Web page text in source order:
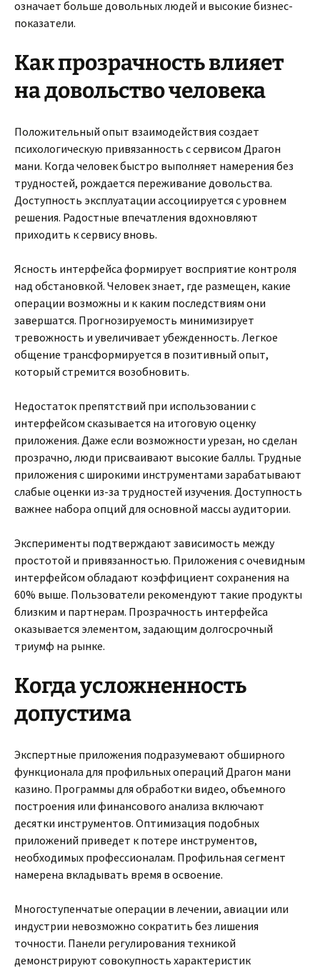
означает больше довольных людей и высокие бизнес-
показатели.
Как прозрачность влияет
на довольство человека
Положительный опыт взаимодействия создает
психологическую привязанность с сервисом Драгон
мани. Когда человек быстро выполняет намерения без
трудностей, рождается переживание довольства.
Доступность эксплуатации ассоциируется с уровнем
решения. Радостные впечатления вдохновляют
приходить к сервису вновь.
Ясность интерфейса формирует восприятие контроля
над обстановкой. Человек знает, где размещен, какие
операции возможны и к каким последствиям они
завершатся. Прогнозируемость минимизирует
тревожность и увеличивает убежденность. Легкое
общение трансформируется в позитивный опыт,
который стремится возобновить.
Недостаток препятствий при использовании с
интерфейсом сказывается на итоговую оценку
приложения. Даже если возможности урезан, но сделан
прозрачно, люди присваивают высокие баллы. Трудные
приложения с широкими инструментами зарабатывают
слабые оценки из-за трудностей изучения. Доступность
важнее набора опций для основной массы аудитории.
Эксперименты подтверждают зависимость между
простотой и привязанностью. Приложения с очевидным
интерфейсом обладают коэффициент сохранения на
60% выше. Пользователи рекомендуют такие продукты
близким и партнерам. Прозрачность интерфейса
оказывается элементом, задающим долгосрочный
триумф на рынке.
Когда усложненность
допустима
Экспертные приложения подразумевают обширного
функционала для профильных операций Драгон мани
казино. Программы для обработки видео, объемного
построения или финансового анализа включают
десятки инструментов. Оптимизация подобных
приложений приведет к потере инструментов,
необходимых профессионалам. Профильная сегмент
намерена вкладывать время в освоение.
Многоступенчатые операции в лечении, авиации или
индустрии невозможно сократить без лишения
точности. Панели регулирования техникой
демонстрируют совокупность характеристик